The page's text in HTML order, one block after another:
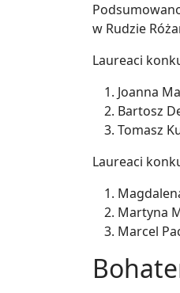
w Rudzie
Laureaci
Joanna
Bartosz
Tomasz
Laureaci
Martyna
Marcel